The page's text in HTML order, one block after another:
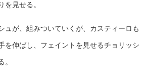
見せる。
が、組みついていくが、カスティーロも
を伸ばし、フェイントを見せるチョリッシ